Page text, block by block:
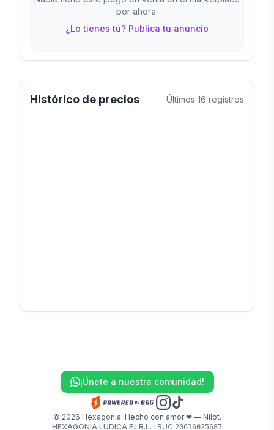
por ahora.
¿Lo tienes tú? Publica tu anuncio
Histórico de precios Últimos 16 registros
© 2026 Hexagonia. Hecho con amor ❤ — Nilot.
HEXAGONIA LUDICA E.I.R.L. · RUC 20616025687
¡Únete a nuestra comunidad!